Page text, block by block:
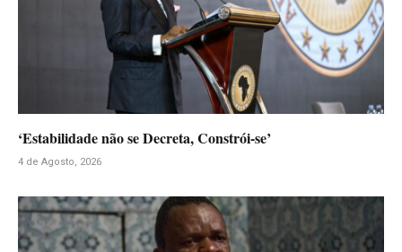
‘Estabilidade não se Decreta, Constrói-se’
4 de Agosto, 2026